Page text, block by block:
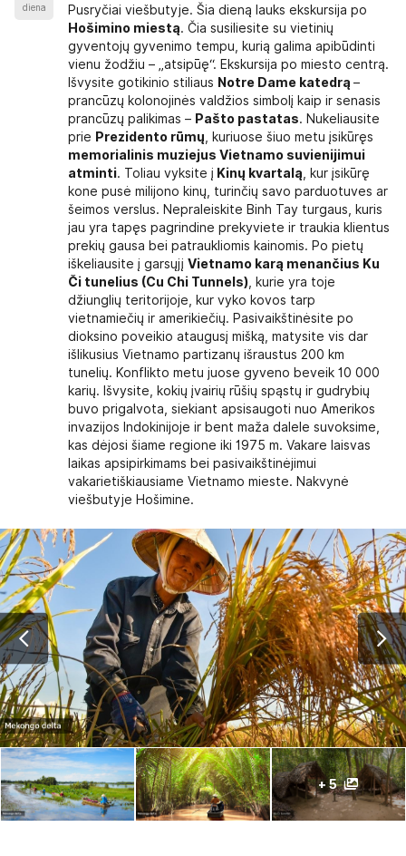
diena
Pusryčiai viešbutyje. Šia dieną lauks ekskursija po
Hošimino miestą. Čia susiliesite su vietinių
gyventojų gyvenimo tempu, kurią galima apibūdinti
vienu žodžiu – „atsipūę“. Ekskursija po miesto centrą.
Išvysite gotikinio stiliaus Notre Dame katedrą–
prancūzų kolonojinės valdžios simbolį kaip ir senasis
prancūzų palikimas – Pašto pastatas. Nukeliausite
prie Prezidento rūmų , kuriuose šiuo metu įsikūręs
memorialinis muziejus Vietnamo suvienijimui
atminti. Toliau vyksite į Kinų kvartalą , kur įsikūrę
kone pusė milijono kinų, turinčių savo parduotuves ar
šeimos verslus. Nepraleiskite Binh Tay turgaus, kuris
jau yra tapęs pagrindine prekyviete ir traukia klientus
prekių gausa bei patraukliomis kainomis. Po pietų
iškeliausite į garsųjįVietnamo karą menančius Ku
Či tunelius (Cu Chi Tunnels) , kurie yra toje
džiunglių teritorijoje, kur vyko kovos tarp
vietnamiečių ir amerikiečių. Pasivaikštinėsite po
dioksino poveikio ataugusį mišką, matysite vis dar
išlikusius Vietnamo partizanų išraustus 200 km
tunelių. Konflikto metu juose gyveno beveik 10 000
karių. Išvysite, kokių įvairių rūšių spąstų ir gudrybių
buvo prigalvota, siekiant apsisaugoti nuo Amerikos
invazijos Indokinijoje ir bent maža dalele suvoksime,
kas dėjosi šiame regione iki 1975 m. Vakare laisvas
laikas apsipirkimams bei pasivaikštinėjimui
vakarietiškiausiame Vietnamo mieste. Nakvynė
viešbutyje Hošimine.
+ 5